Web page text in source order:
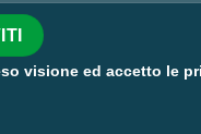
visione ed accetto le